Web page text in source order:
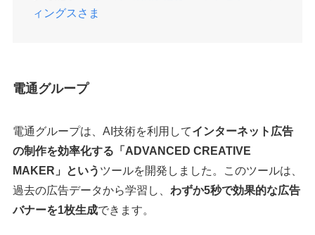
ィングスさま
電通グループ
電通グループは、AI技術を利用してインターネット広告
の制作を効率化する「ADVANCED CREATIVE
MAKER」という ツールを開発しました。このツールは、
過去の広告データから学習し、 わずか5秒で効果的な広告
バナーを1枚生成できます。